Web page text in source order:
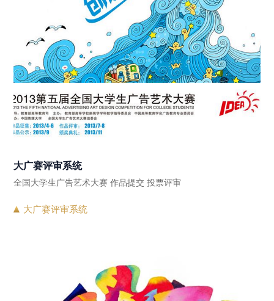
大广赛评审系统
全国大学生广告艺术大赛 作品提交 投票评审
大广赛评审系统